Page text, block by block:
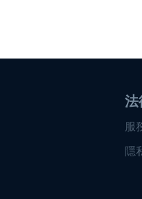
法
服
隱